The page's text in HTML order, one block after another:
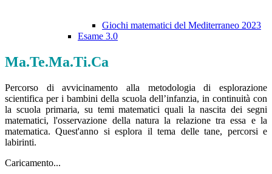
Giochi matematici del Mediterraneo 2023
Esame 3.0
Ma.Te.Ma.Ti.Ca
Percorso di avvicinamento alla metodologia di esplorazione
scientifica per i bambini della scuola dell’infanzia, in continuità con
la scuola primaria, su temi matematici quali la nascita dei segni
matematici, l'osservazione della natura la relazione tra essa e la
matematica. Quest'anno si esplora il tema delle tane, percorsi e
labirinti.
Caricamento...